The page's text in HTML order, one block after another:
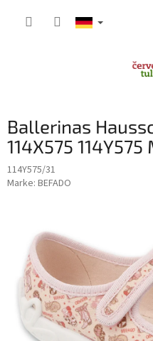
Ballerinas
114X575 114Y575
114Y575/31
Marke: BEFADO